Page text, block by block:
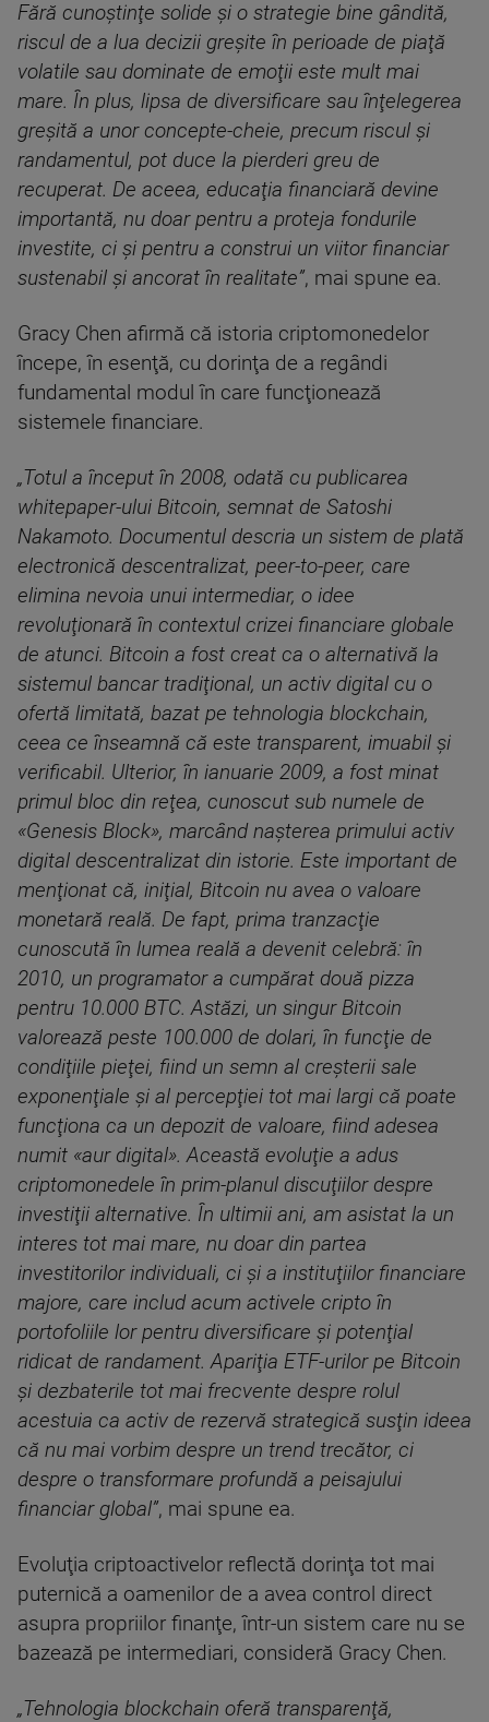
Fără cunoştinţe solide şi o strategie bine gândită,
riscul de a lua decizii greşite în perioade de piaţă
volatile sau dominate de emoţii este mult mai
mare. În plus, lipsa de diversificare sau înţelegerea
greşită a unor concepte-cheie, precum riscul şi
randamentul, pot duce la pierderi greu de
recuperat. De aceea, educaţia financiară devine
importantă, nu doar pentru a proteja fondurile
investite, ci şi pentru a construi un viitor financiar
sustenabil şi ancorat în realitate”, mai spune ea.
Gracy Chen afirmă că istoria criptomonedelor
începe, în esenţă, cu dorinţa de a regândi
fundamental modul în care funcţionează
sistemele financiare.
„Totul a început în 2008, odată cu publicarea
whitepaper-ului Bitcoin, semnat de Satoshi
Nakamoto. Documentul descria un sistem de plată
electronică descentralizat, peer-to-peer, care
elimina nevoia unui intermediar, o idee
revoluţionară în contextul crizei financiare globale
de atunci. Bitcoin a fost creat ca o alternativă la
sistemul bancar tradiţional, un activ digital cu o
ofertă limitată, bazat pe tehnologia blockchain,
ceea ce înseamnă că este transparent, imuabil şi
verificabil. Ulterior, în ianuarie 2009, a fost minat
primul bloc din reţea, cunoscut sub numele de
«Genesis Block», marcând naşterea primului activ
digital descentralizat din istorie. Este important de
menţionat că, iniţial, Bitcoin nu avea o valoare
monetară reală. De fapt, prima tranzacţie
cunoscută în lumea reală a devenit celebră: în
2010, un programator a cumpărat două pizza
pentru 10.000 BTC. Astăzi, un singur Bitcoin
valorează peste 100.000 de dolari, în funcţie de
condiţiile pieţei, fiind un semn al creşterii sale
exponenţiale şi al percepţiei tot mai largi că poate
funcţiona ca un depozit de valoare, fiind adesea
numit «aur digital». Această evoluţie a adus
criptomonedele în prim-planul discuţiilor despre
investiţii alternative. În ultimii ani, am asistat la un
interes tot mai mare, nu doar din partea
investitorilor individuali, ci şi a instituţiilor financiare
majore, care includ acum activele cripto în
portofoliile lor pentru diversificare şi potenţial
ridicat de randament. Apariţia ETF-urilor pe Bitcoin
şi dezbaterile tot mai frecvente despre rolul
acestuia ca activ de rezervă strategică susţin ideea
că nu mai vorbim despre un trend trecător, ci
despre o transformare profundă a peisajului
financiar global”, mai spune ea.
Evoluţia criptoactivelor reflectă dorinţa tot mai
puternică a oamenilor de a avea control direct
asupra propriilor finanţe, într-un sistem care nu se
bazează pe intermediari, consideră Gracy Chen.
„Tehnologia blockchain oferă transparenţă,